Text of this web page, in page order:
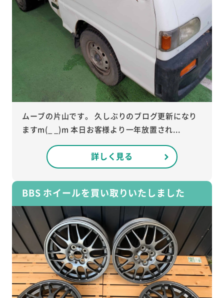
ムーブの片山です。 久しぶりのブログ更新になり
ますm(_ _)m 本日お客様より一年放置され...
詳しく見る
BBS ホイールを買い取りいたしました